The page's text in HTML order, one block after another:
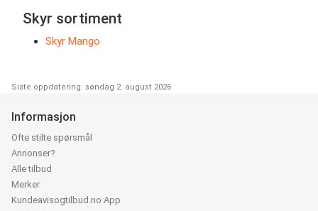
Skyr sortiment
Skyr Mango
Siste oppdatering: søndag 2. august 2026
Informasjon
Ofte stilte spørsmål
Annonser?
Alle tilbud
Merker
Kundeavisogtilbud.no App